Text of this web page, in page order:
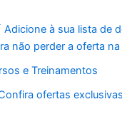
Adicione à sua lista de
não perder a oferta na
e Treinamentos
ofertas exclusivas